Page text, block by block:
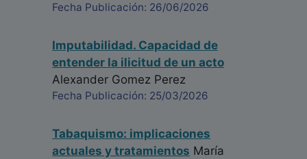
Fecha Publicación: 26/06/2026
Imputabilidad. Capacidad de
entender la ilicitud de un acto
Alexander Gomez Perez
Fecha Publicación: 25/03/2026
Tabaquismo: implicaciones
actuales y tratamientos María